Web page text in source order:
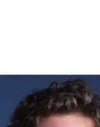
CONCORSI